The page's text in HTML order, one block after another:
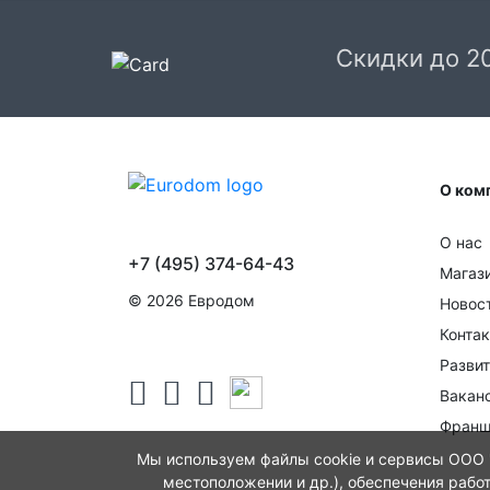
Скидки до
О
О нас
+7 (495) 374-64-43
© 2026 Евродом
Мы используем файлы cookie и сервисы ООО
местоположении и др.), обеспечения